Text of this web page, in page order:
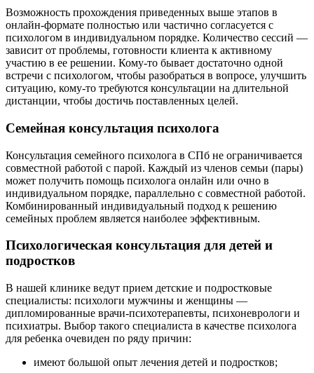
Возможность прохождения приведенных выше этапов в
онлайн-формате полностью или частично согласуется с
психологом в индивидуальном порядке. Количество сессий —
зависит от проблемы, готовности клиента к активному
участию в ее решении. Кому-то бывает достаточно одной
встречи с психологом, чтобы разобраться в вопросе, улучшить
ситуацию, кому-то требуются консультации на длительной
дистанции, чтобы достичь поставленных целей.
Семейная консультация психолога
Консультация семейного психолога в СПб не ограничивается
совместной работой с парой. Каждый из членов семьи (пары)
может получить помощь психолога онлайн или очно в
индивидуальном порядке, параллельно с совместной работой.
Комбинированный индивидуальный подход к решению
семейных проблем является наиболее эффективным.
Психологическая консультация для детей и
подростков
В нашей клинике ведут прием детские и подростковые
специалисты: психологи мужчины и женщины —
дипломированные врачи-психотерапевты, психоневрологи и
психиатры. Выбор такого специалиста в качестве психолога
для ребенка очевиден по ряду причин:
имеют большой опыт лечения детей и подростков;